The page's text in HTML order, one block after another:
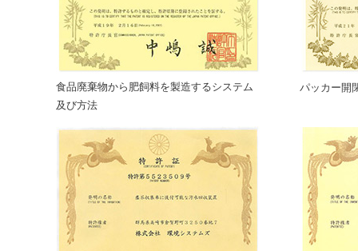
食品廃棄物から肥飼料を製造するシステム
及び方法
パッカー開